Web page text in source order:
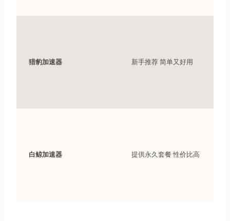
猎豹加速器 新手推荐 简单又好用
白鲸加速器 提供永久套餐 性价比高